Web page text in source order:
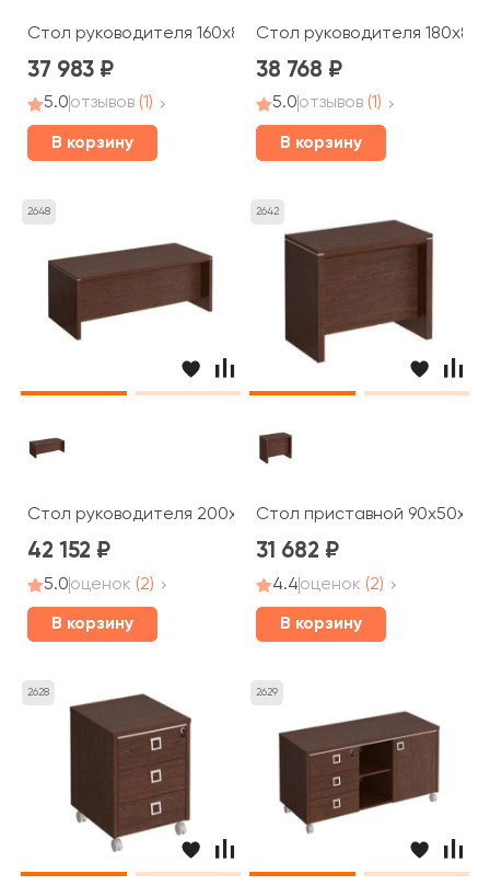
Стол руководителя 160x85x75 Cosmo
37 983
5.0отзывов (1)
В корзину
Стол руководителя
38 768
5.0отзывов (1)
В корзину
2648
Стол руководителя 200x90x75 Cosmo
42 152
5.0оценок (2)
В корзину
2642
Стол приставной 90x50x75
31 682
4.4оценок (2)
В корзину
2628 2629